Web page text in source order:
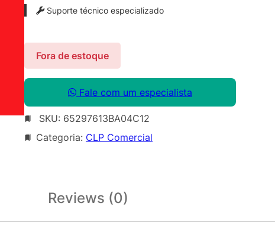
Suporte técnico especializado
Fora de estoque
Fale com um especialista
SKU: 65297613BA04C12
Categoria: CLP Comercial
Reviews (0)